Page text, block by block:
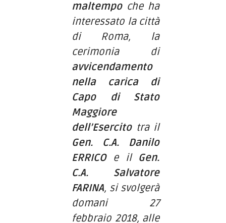
maltempoche ha
interessato la città
di Roma, la
cerimonia di
avvicendamento
nella carica di
Capo di Stato
Maggiore
dell’Esercitotra il
Gen. C.A. Danilo
ERRICOe il Gen.
C.A. Salvatore
FARINA, si svolgerà
domani 27
febbraio 2018, alle